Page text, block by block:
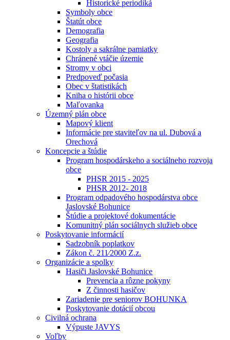
Historické periodiká
Symboly obce
Štatút obce
Demografia
Geografia
Kostoly a sakrálne pamiatky
Chránené vtáčie územie
Stromy v obci
Predpoveď počasia
Obec v štatistikách
Kniha o histórii obce
Maľovanka
Územný plán obce
Mapový klient
Informácie pre staviteľov na ul. Dubová a
Orechová
Koncepcie a štúdie
Program hospodárskeho a sociálneho rozvoja
obce
PHSR 2015 - 2025
PHSR 2012- 2018
Program odpadového hospodárstva obce
Jaslovské Bohunice
Štúdie a projektové dokumentácie
Komunitný plán sociálnych služieb obce
Poskytovanie informácií
Sadzobník poplatkov
Zákon č. 211⁄2000 Z.z.
Organizácie a spolky
Hasiči Jaslovské Bohunice
Prevencia a rôzne pokyny
Z činnosti hasičov
Zariadenie pre seniorov BOHUNKA
Poskytovanie dotácií obcou
Civilná ochrana
Výpuste JAVYS
Voľby